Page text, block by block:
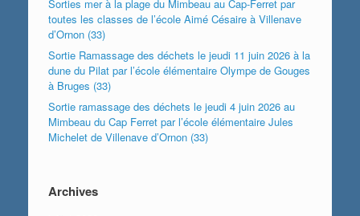
Sorties mer à la plage du Mimbeau au Cap-Ferret par
toutes les classes de l’école Aimé Césaire à Villenave
d’Ornon (33)
Sortie Ramassage des déchets le jeudi 11 juin 2026 à la
dune du Pilat par l’école élémentaire Olympe de Gouges
à Bruges (33)
Sortie ramassage des déchets le jeudi 4 juin 2026 au
Mimbeau du Cap Ferret par l’école élémentaire Jules
Michelet de Villenave d’Ornon (33)
Archives